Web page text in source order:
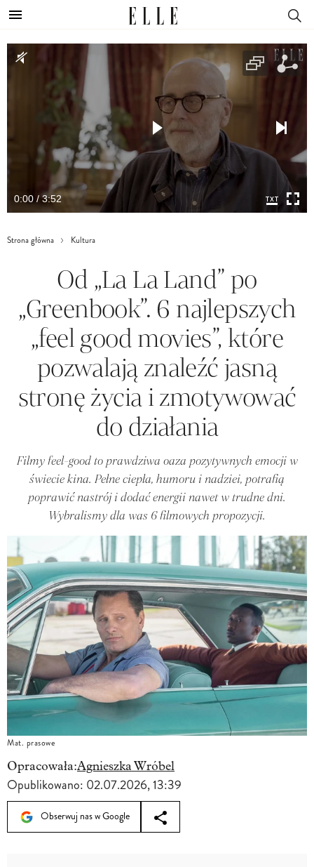
0:00 / 3:52
Strona główna Kultura
Od „La La Land” po
„Greenbook”. 6 najlepszych
„feel good movies”, które
pozwalają znaleźć jasną
stronę życia i zmotywować
do działania
Filmy feel-good to prawdziwa oaza pozytywnych emocji w
świecie kina. Pełne ciepła, humoru i nadziei, potrafią
poprawić nastrój i dodać energii nawet w trudne dni.
Wybralismy dla was 6 filmowych propozycji.
Mat. prasowe
Opracowała:Agnieszka Wróbel
Opublikowano: 02.07.2026, 13:39
Obserwuj nas w Google